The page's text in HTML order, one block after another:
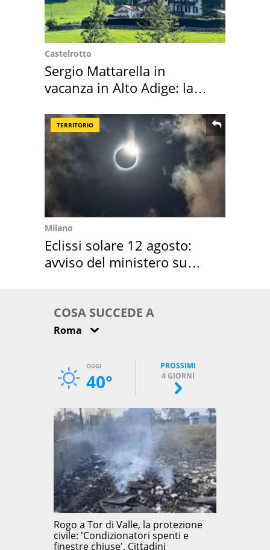
Castelrotto
Sergio Mattarella in
vacanza in Alto Adige: la
TERRITORIO
Milano
Eclissi solare 12 agosto:
avviso del ministero su